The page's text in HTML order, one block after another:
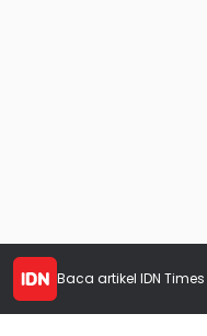
Baca artikel IDN Times